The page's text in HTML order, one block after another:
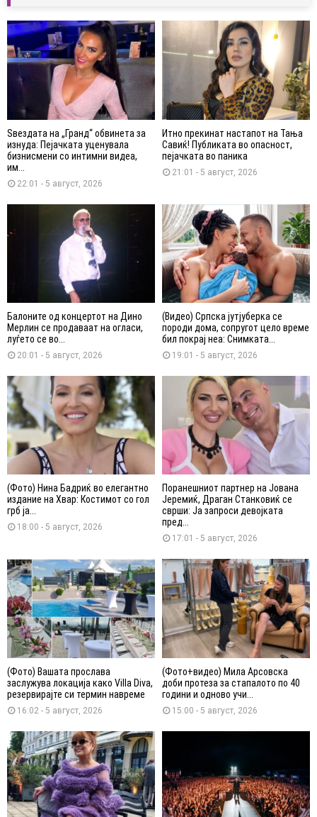
Ѕвездата на „Гранд“ обвинета за
изнуда: Пејачката уценувала
бизнисмени со интимни видеа,
им...
22:01 - 5 август, 2026
Итно прекинат настапот на Тања
Савиќ! Публиката во опасност,
пејачката во паника
21:01 - 5 август, 2026
Балоните од концертот на Дино
Мерлин се продаваат на огласи,
луѓето се во...
20:01 - 5 август, 2026
(Видео) Српска јутјуберка се
породи дома, сопругот цело време
бил покрај неа: Снимката...
19:01 - 5 август, 2026
(Фото) Нина Бадриќ во елегантно
издание на Хвар: Костимот со гол
грб ја...
18:00 - 5 август, 2026
Поранешниот партнер на Јована
Јеремиќ, Драган Станковиќ се
сврши: Ја запроси девојката
пред...
17:01 - 5 август, 2026
(Фото) Вашата прослава
заслужува локација како Villa Diva,
резервирајте си термин навреме
16:02 - 5 август, 2026
(Фото+видео) Мила Арсовска
доби протеза за стапалото по 40
години и одново учи...
15:00 - 5 август, 2026